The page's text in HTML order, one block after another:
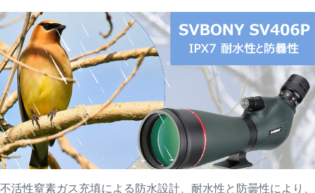
不活性窒素ガス充填による防水設計、耐水性と防曇性により、